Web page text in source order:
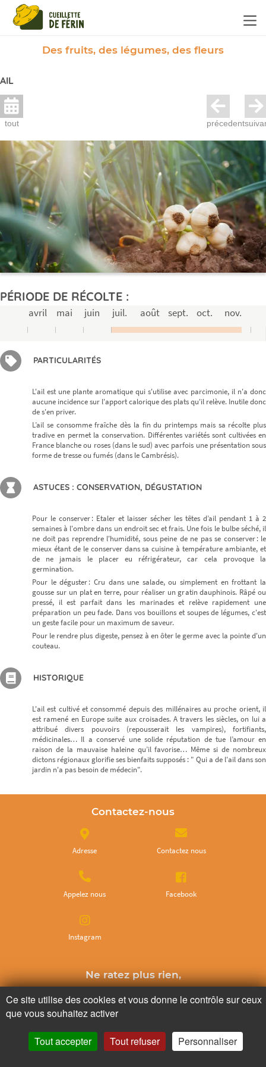
Des fruits, des légumes, des fleurs
AIL
tout précedent
PÉRIODE DE RÉCOLTE :
avril mai juin juil. août sept. oct. nov.
PARTICULARITÉS
L'ail est une plante aromatique qui s'utilise avec parcimonie, il n'a donc
aucune incidence sur l'apport calorique des plats qu'il relève. Inutile donc
de s'en priver.
L’ail se consomme fraîche dès la fin du printemps mais sa récolte plus
tradive en permet la conservation. Différentes variétés sont cultivées en
France blanche ou roses (dans le sud) avec parfois une présentation sous
forme de tresse ou fumés (dans le Cambrésis).
ASTUCES : CONSERVATION, DÉGUSTATION
Pour le conserver : Etaler et laisser sécher les têtes d’ail pendant 1 à 2
semaines à l'ombre dans un endroit sec et frais. Une fois le bulbe séché, il
ne doit pas reprendre l'humidité, sous peine de ne pas se conserver : le
mieux étant de le conserver dans sa cuisine à température ambiante, et
de ne jamais le placer eu réfrigérateur, car cela provoque la
germination.
Pour le déguster : Cru dans une salade, ou simplement en frottant la
gousse sur un plat en terre, pour réaliser un gratin dauphinois. Râpé ou
pressé, il est parfait dans les marinades et relève rapidement une
préparation un peu fade. Dans vos bouillons et soupes de légumes, c'est
un geste facile pour un maximum de saveur.
Pour le rendre plus digeste, pensez à en ôter le germe avec la pointe d'un
couteau.
HISTORIQUE
L'ail est cultivé et consommé depuis des millénaires au proche orient, il
est ramené en Europe suite aux croisades. A travers les siècles, on lui a
attribué divers pouvoirs (repousserait les vampires), fortifiants,
médicinales… Il a conservé une solide réputation de tue l’amour en
raison de la mauvaise haleine qu’il favorise… Même si de nombreux
dictons régionaux glorifie ses bienfaits supposés : " Qui a de l'ail dans son
jardin n'a pas besoin de médecin".
Contactez-nous
Adresse Contactez nous
Appelez nous Facebook
Instagram
Ne ratez plus rien,
Abonnez-vous à notre newsletter
Je m’inscris
Panneau de gestion des cookies
Ce site utilise des cookies et vous donne le contrôle sur ceux
que vous souhaitez activer
Tout accepter Tout refuser Personnaliser